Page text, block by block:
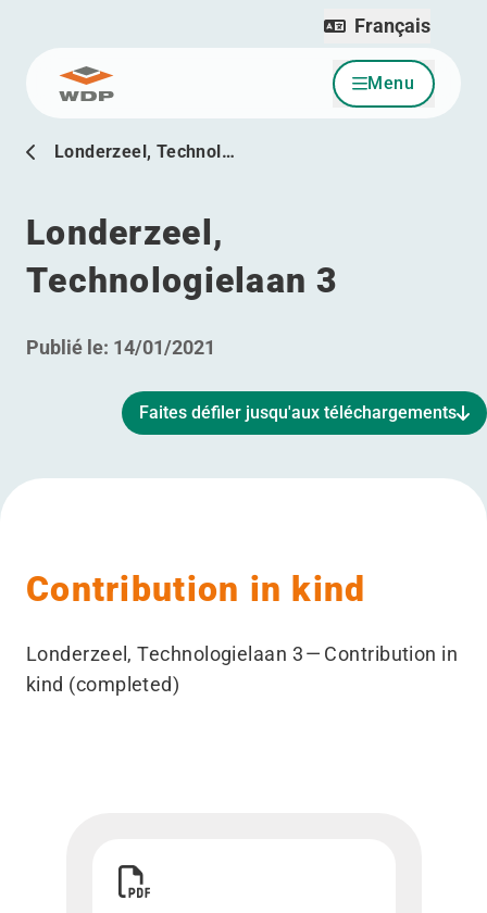
Allez au contenu Menu
Français
Londerzeel, Technol…
Londerzeel,
Technologielaan 3
Publié le: 14/01/2021
Faites défiler jusqu'aux téléchargements
Contribution in kind
Londerzeel, Technologielaan 3 — Contribution in
kind (completed)